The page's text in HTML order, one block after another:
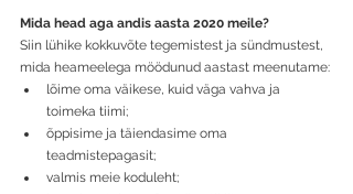
Mida head aga andis aasta 2020 meile?
Siin lühike kokkuvõte tegemistest ja sündmustest,
mida heameelega möödunud aastast meenutame:
lõime oma väikese, kuid väga vahva ja
toimeka tiimi;
õppisime ja täiendasime oma
teadmistepagasit;
valmis meie koduleht;